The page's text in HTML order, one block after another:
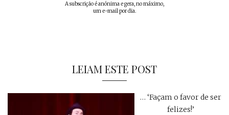
A subscrição é anónima e gera, no máximo,
um e-mail por dia.
LEIAM ESTE POST
… ‘Façam o favor de ser
felizes!’